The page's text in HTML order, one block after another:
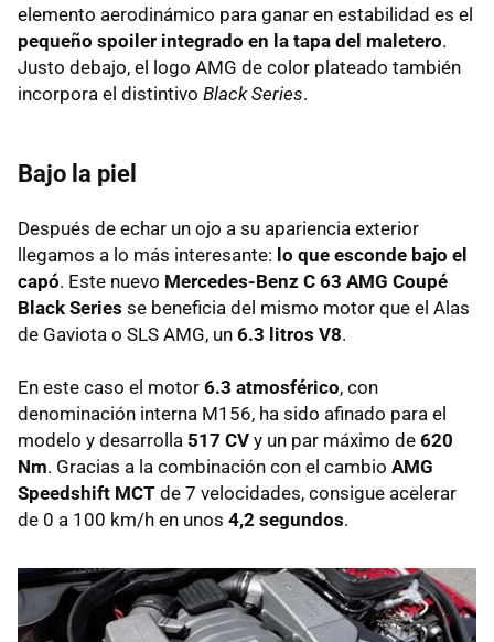
elemento aerodinámico para ganar en estabilidad es el
pequeño spoiler integrado en la tapa del maletero.
Justo debajo, el logo AMG de color plateado también
incorpora el distintivo Black Series.
Bajo la piel
Después de echar un ojo a su apariencia exterior
llegamos a lo más interesante: lo que esconde bajo el
capó. Este nuevo Mercedes-Benz C 63 AMG Coupé
Black Series se beneficia del mismo motor que el Alas
de Gaviota o SLS AMG, un 6.3 litros V8.
En este caso el motor 6.3 atmosférico, con
denominación interna M156, ha sido afinado para el
modelo y desarrolla 517 CV y un par máximo de 620
Nm. Gracias a la combinación con el cambio AMG
Speedshift MCT de 7 velocidades, consigue acelerar
de 0 a 100 km/h en unos 4,2 segundos.